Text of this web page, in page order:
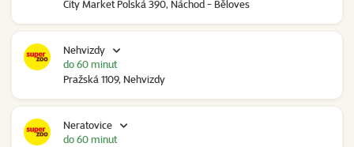
City Market Polská 390, Náchod - Běloves
Nehvizdy
Pražská 1109, Nehvizdy
do 60 minut
Neratovice
do 60 minut